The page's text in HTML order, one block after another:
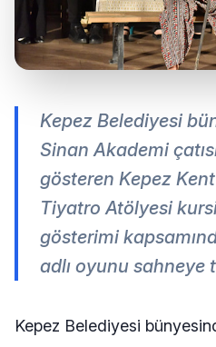
Kepez Belediyesi
Sinan Akademi
gösteren Kepez
Tiyatro Atölyesi
gösterimi
adlı oyunu sahneye
Kepez Belediyesi